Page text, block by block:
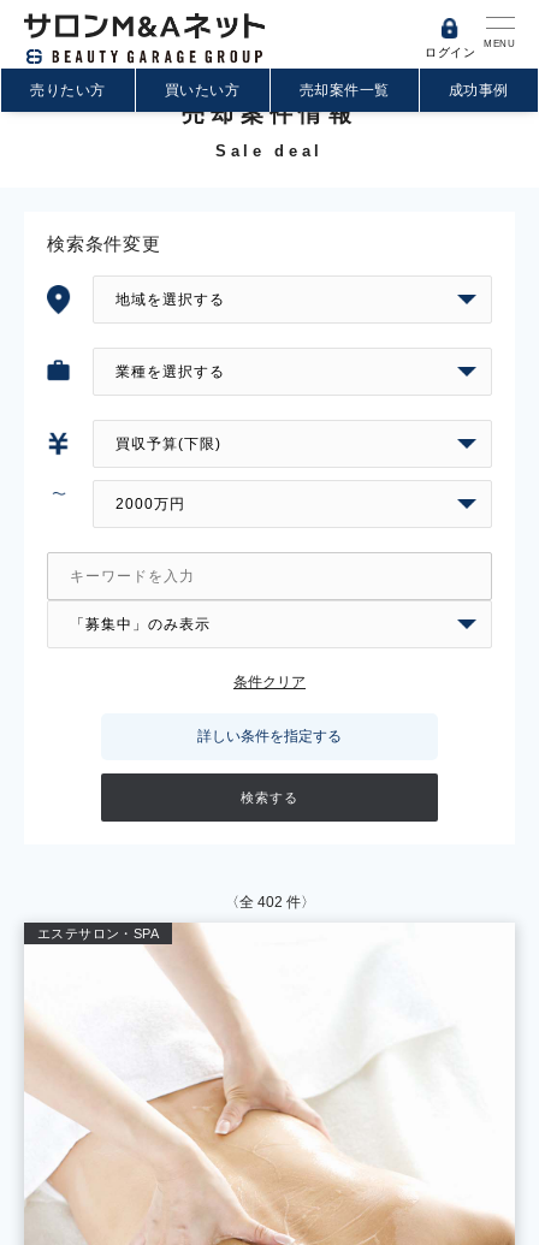
MENU
ログイン
売りたい方 買いたい方 売却案件一覧 成功事例
売却案件情報
Sale deal
検索条件変更
条件クリア
詳しい条件を指定する
〈全 402 件〉
エステサロン・SPA